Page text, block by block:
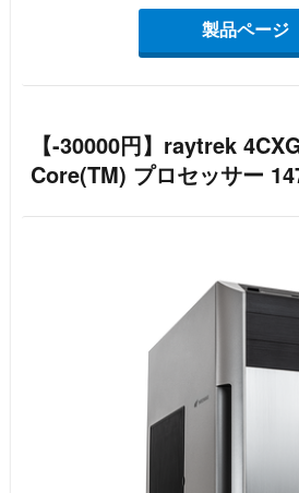
製品ページ
【-30000円】raytrek
Core(TM) プロセッサー